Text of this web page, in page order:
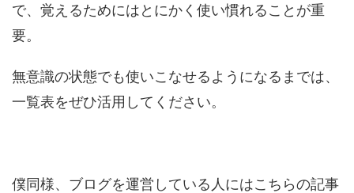
で、覚えるためにはとにかく使い慣れることが重
要。
無意識の状態でも使いこなせるようになるまでは、
一覧表をぜひ活用してください。
僕同様、ブログを運営している人にはこちらの記事